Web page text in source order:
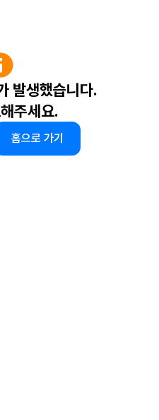
발생했습니다.
주세요.
홈으로 가기